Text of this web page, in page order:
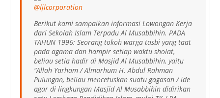
@ljlcorporation
Berikut kami sampaikan informasi Lowongan Kerja
dari Sekolah Islam Terpadu Al Musabbihin. PADA
TAHUN 1996: Seorang tokoh warga tasbi yang taat
pada agama dan hampir setiap waktu sholat,
beliau setia hadir di Masjid Al Musabbihin, yaitu
“Allah Yarham / Almarhum H. Abdul Rahman
Pulungan, beliau mencetuskan suatu gagasan / ide
agar di lingkungan Masjid Al Musabbihin didirikan